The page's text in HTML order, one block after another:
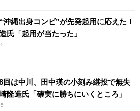
沖縄出身コンビ”が先発起用に応えた！
氏「起用が当たった」
回は中川、田中瑛の小刻み継投で無失
隆造氏「確実に勝ちにいくところ」